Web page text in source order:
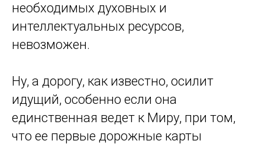
необходимых духовных и
интеллектуальных ресурсов,
невозможен.
Ну, а дорогу, как известно, осилит
идущий, особенно если она
единственная ведет к Миру, при том,
что ее первые дорожные карты